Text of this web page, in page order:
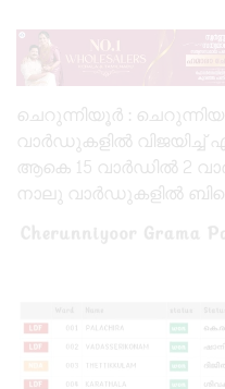
ചെറുന്നിയൂർ :
വാർഡുകളിൽ വിജയിച്ച്
ആകെ 15 വാർഡിൽ 2
നാലു വാർഡുകളിൽ